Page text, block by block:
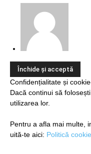
Confidențialitate și
Dacă continui să
utilizarea lor.
Pentru a afla mai multe,
uită-te aici: Politică